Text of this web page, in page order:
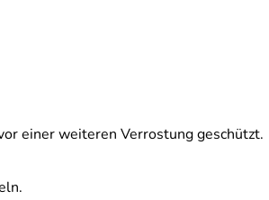
einer weiteren Verrostung geschützt.